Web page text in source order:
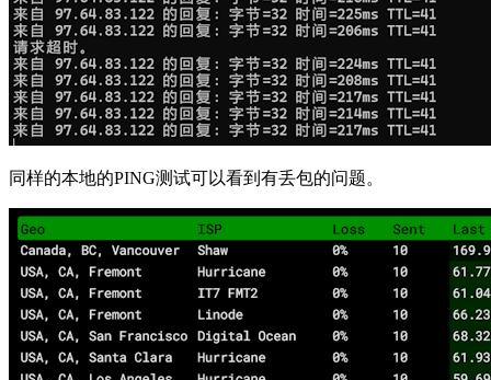
同样的本地的PING测试可以看到有丢包的问题。